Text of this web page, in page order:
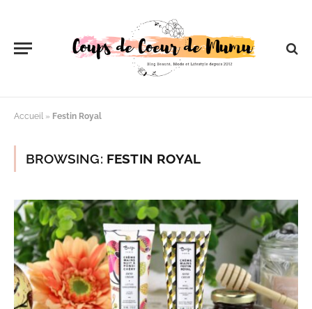
Accueil » Festin Royal
BROWSING: FESTIN ROYAL